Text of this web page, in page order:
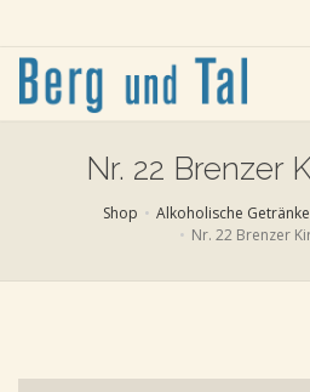
Nr. 22 Brenzer
Shop Alkoholische Getränke
Nr. 22 Brenzer